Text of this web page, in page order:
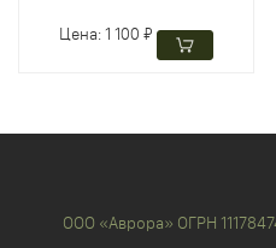
Цена:1 100 ₽
ООО «Аврора» ОГРН